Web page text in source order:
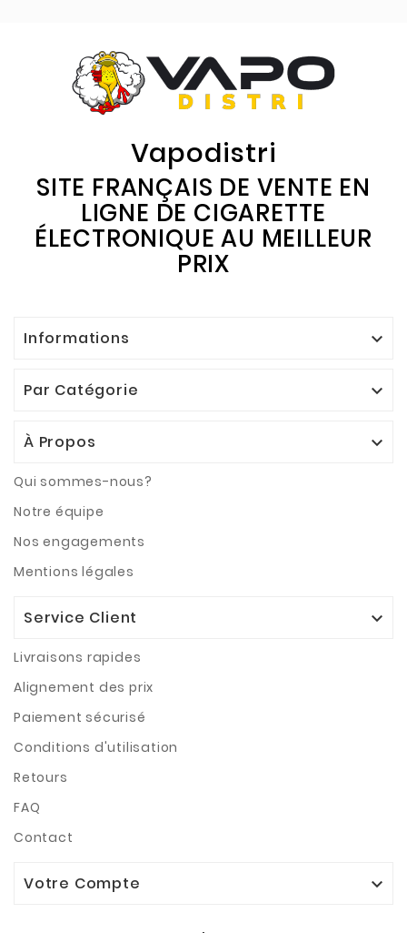
Vapodistri
SITE FRANÇAIS DE VENTE EN
LIGNE DE CIGARETTE
ÉLECTRONIQUE AU MEILLEUR
PRIX
Informations 
Par Catégorie 
À Propos 
Qui sommes-nous?
Notre équipe
Nos engagements
Mentions légales
Service Client 
Livraisons rapides
Alignement des prix
Paiement sécurisé
Conditions d'utilisation
Retours
FAQ
Contact
Votre Compte 